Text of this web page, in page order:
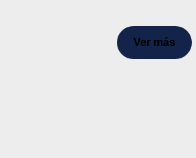
Ver más